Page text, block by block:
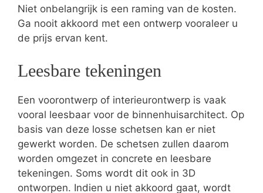
Niet onbelangrijk is een raming van de kosten.
Ga nooit akkoord met een ontwerp vooraleer u
de prijs ervan kent.
Leesbare tekeningen
Een voorontwerp of interieurontwerp is vaak
vooral leesbaar voor de binnenhuisarchitect. Op
basis van deze losse schetsen kan er niet
gewerkt worden. De schetsen zullen daarom
worden omgezet in concrete en leesbare
tekeningen. Soms wordt dit ook in 3D
ontworpen. Indien u niet akkoord gaat, wordt